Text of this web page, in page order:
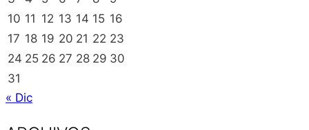
10 11 12 13 14 15 16
17 18 19 20 21 22 23
24 25 26 27 28 29 30
31
« Dic